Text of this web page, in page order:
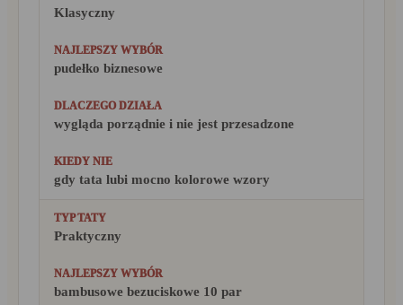
Klasyczny
pudełko biznesowe
wygląda porządnie i nie jest przesadzone
gdy tata lubi mocno kolorowe wzory
Praktyczny
bambusowe bezuciskowe 10 par